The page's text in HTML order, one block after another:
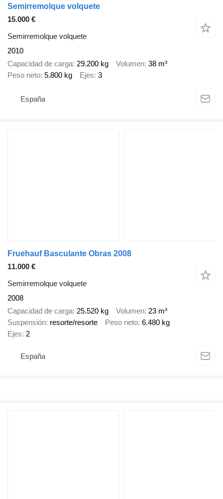
Semirremolque volquete
15.000 €
Semirremolque volquete
2010
Capacidad de carga 29.200 kg Volumen 38 m³
Peso neto 5.800 kg Ejes 3
España
Fruehauf Basculante Obras 2008
11.000 €
Semirremolque volquete
2008
Capacidad de carga 25.520 kg Volumen 23 m³
Suspensión resorte/resorte Peso neto 6.480 kg
Ejes 2
España